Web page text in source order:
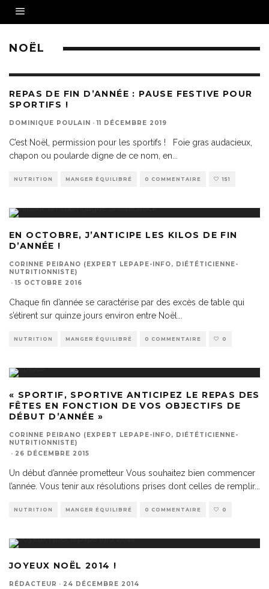
NOËL
REPAS DE FIN D’ANNÉE : PAUSE FESTIVE POUR
SPORTIFS !
DOMINIQUE POULAIN · 11 DÉCEMBRE 2019
C’est Noël, permission pour les sportifs ! Foie gras audacieux,
chapon ou poularde digne de ce nom, en
NUTRITION MANGER ÉQUILIBRÉ 0 COMMENTAIRE 151
EN OCTOBRE, J’ANTICIPE LES KILOS DE FIN
D’ANNÉE !
CORINNE PEIRANO (EXPERT LEPAPE-INFO, DIÉTÉTICIENNE-
NUTRITIONNISTE)
· 15 OCTOBRE 2016
Chaque fin d’année se caractérise par des excès de table qui
s’étirent sur quinze jours environ entre Noël
NUTRITION MANGER ÉQUILIBRÉ 0 COMMENTAIRE 0
« SPORTIF, SPORTIVE ANTICIPEZ LE REPAS DES
FÊTES EN FONCTION DE VOS OBJECTIFS DE
DÉBUT D’ANNÉE »
CORINNE PEIRANO (EXPERT LEPAPE-INFO, DIÉTÉTICIENNE-
NUTRITIONNISTE)
· 26 DÉCEMBRE 2015
Un début d’année prometteur Vous souhaitez bien commencer
l’année. Vous tenir aux résolutions prises dont celles de remplir...
NUTRITION MANGER ÉQUILIBRÉ 0 COMMENTAIRE 0
JOYEUX NOËL 2014 !
RÉDACTEUR · 24 DÉCEMBRE 2014